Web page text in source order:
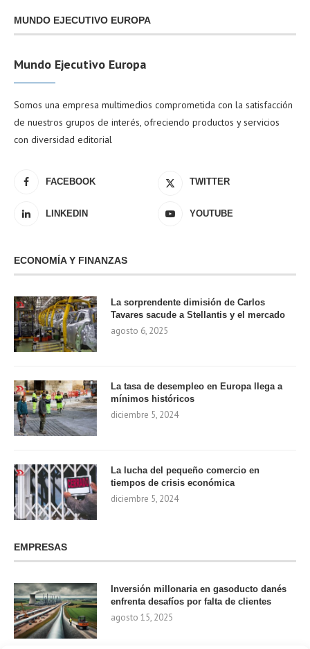
MUNDO EJECUTIVO EUROPA
Mundo Ejecutivo Europa
Somos una empresa multimedios comprometida con la satisfacción
de nuestros grupos de interés, ofreciendo productos y servicios
con diversidad editorial
FACEBOOK TWITTER
LINKEDIN YOUTUBE
ECONOMÍA Y FINANZAS
La sorprendente dimisión de Carlos
Tavares sacude a Stellantis y el mercado
agosto 6, 2025
La tasa de desempleo en Europa llega a
mínimos históricos
diciembre 5, 2024
La lucha del pequeño comercio en
tiempos de crisis económica
diciembre 5, 2024
EMPRESAS
Inversión millonaria en gasoducto danés
enfrenta desafíos por falta de clientes
agosto 15, 2025